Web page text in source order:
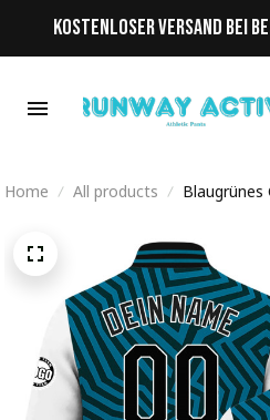
KOSTENLOSER VERSAND BEI
Home All products
Blaugrünes
Varsity